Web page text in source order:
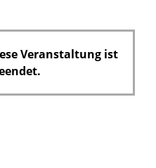
Veranstaltung ist